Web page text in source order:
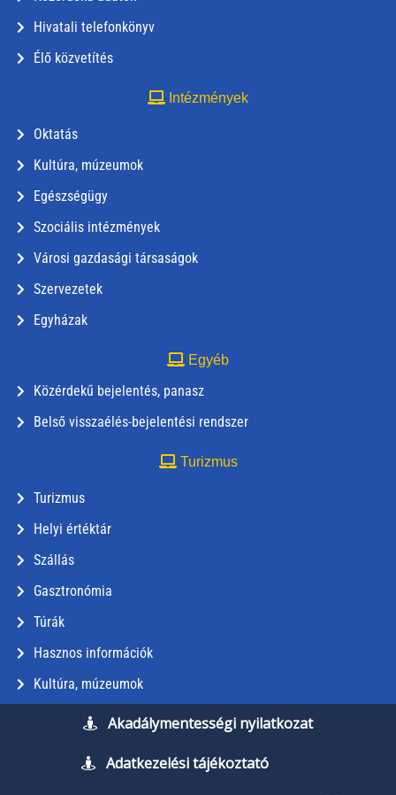
Hivatali telefonkönyv
Élő közvetítés
Intézmények
Oktatás
Kultúra, múzeumok
Egészségügy
Szociális intézmények
Városi gazdasági társaságok
Szervezetek
Egyházak
Egyéb
Közérdekű bejelentés, panasz
Belső visszaélés-bejelentési rendszer
Turizmus
Turizmus
Helyi értéktár
Szállás
Gasztronómia
Túrák
Hasznos információk
Kultúra, múzeumok
Akadálymentességi nyilatkozat
Adatkezelési tájékoztató